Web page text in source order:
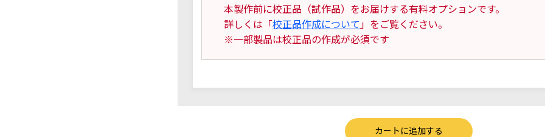
本製作前に校正品（試作品）をお届けする有料オプションです。
詳しくは「校正品作成について 」をご覧ください。
※一部製品は校正品の作成が必須です